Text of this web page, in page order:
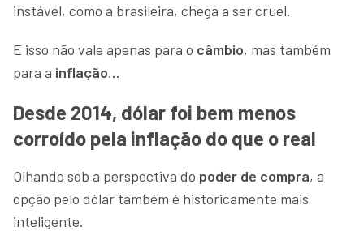
instável, como a brasileira, chega a ser cruel.
E isso não vale apenas para o câmbio, mas também
para a inflação…
Desde 2014, dólar foi bem menos
corroído pela inflação do que o real
Olhando sob a perspectiva do poder de compra, a
opção pelo dólar também é historicamente mais
inteligente.